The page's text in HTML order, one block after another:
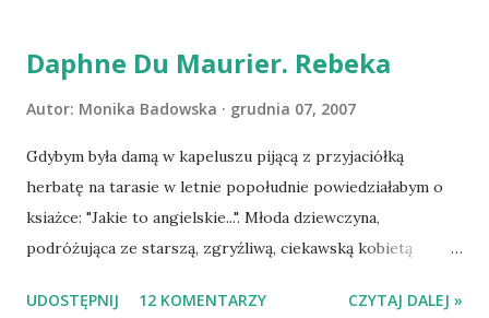
Daphne Du Maurier. Rebeka
Autor: Monika Badowska grudnia 07, 2007
Gdybym była damą w kapeluszu pijącą z przyjaciółką
herbatę na tarasie w letnie popołudnie powiedziałabym o
ksiażce: "Jakie to angielskie...". Młoda dziewczyna,
podróżująca ze starszą, zgryźliwą, ciekawską kobietą
de Wintera, właściciela uroczej posiadłości Manderley,
UDOSTĘPNIJ 12 KOMENTARZY CZYTAJ DALEJ »